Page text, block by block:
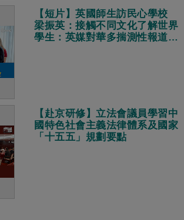
【短片】英國師生訪民心學校
梁振英：接觸不同文化了解世界
學生：英媒對華多揣測性報道
【赴京研修】立法會議員學習中
國特色社會主義法律體系及國家
「十五五」規劃要點